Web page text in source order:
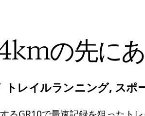
の先に
トレイルランニング, スポ